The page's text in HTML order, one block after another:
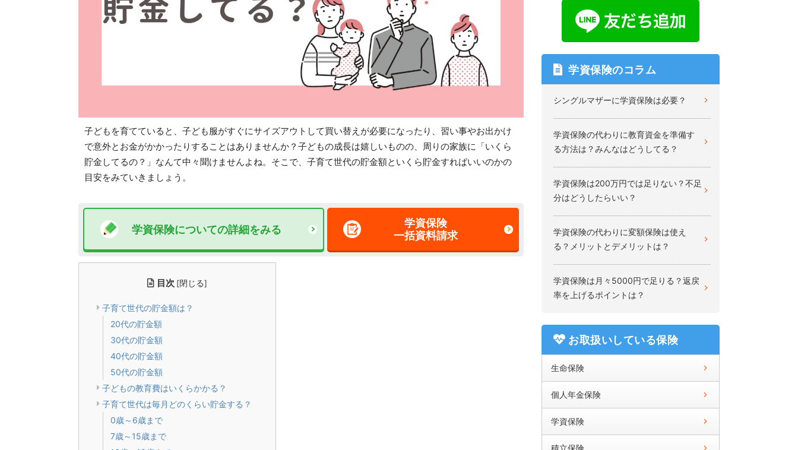
子どもを育てていると、子ども服がすぐにサイズアウトして買い替えが必要になったり、習い事やお出かけ
で意外とお金がかかったりすることはありませんか？子どもの成長は嬉しいものの、周りの家族に「いくら
貯金してるの？」なんて中々聞けませんよね。そこで、子育て世代の貯金額といくら貯金すればいいのかの
目安をみていきましょう。
学資保険についての詳細をみる
学資保険
一括資料請求
目次 [閉じる]
子育て世代の貯金額は？
20代の貯金額
30代の貯金額
40代の貯金額
50代の貯金額
子どもの教育費はいくらかかる？
子育て世代は毎月どのくらい貯金する？
0歳～6歳まで
7歳～15歳まで
学資保険のコラム
シングルマザーに学資保険は必要？
学資保険の代わりに教育資金を準備す
る方法は？みんなはどうしてる？
学資保険は200万円では足りない？不足
分はどうしたらいい？
学資保険の代わりに変額保険は使え
る？メリットとデメリットは？
学資保険は月々5000円で足りる？返戻
率を上げるポイントは？
お取扱いしている保険
生命保険
個人年金保険
学資保険